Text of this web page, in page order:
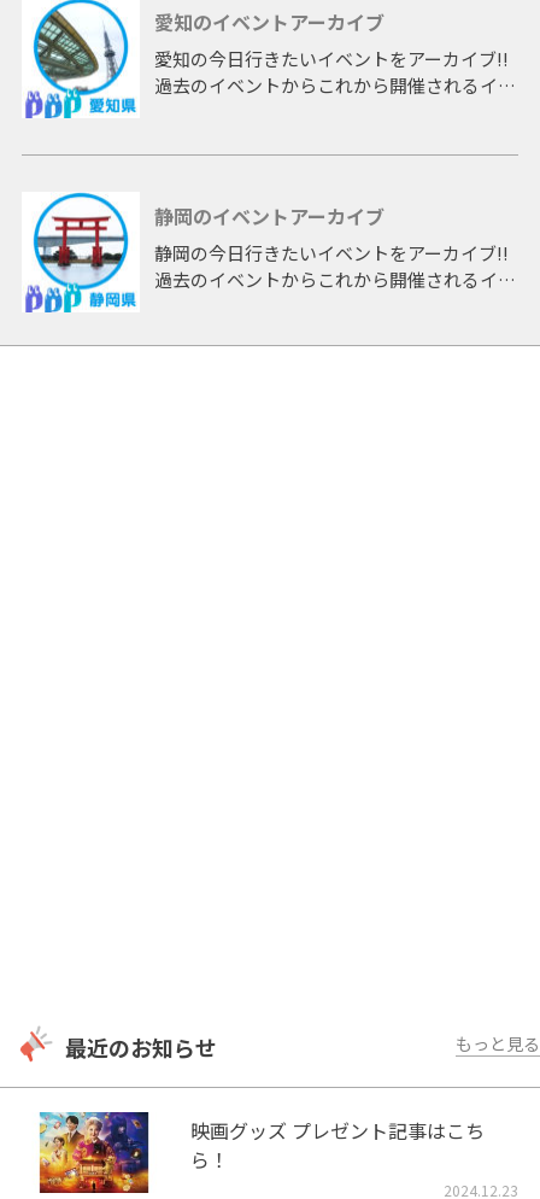
愛知のイベントアーカイブ
愛知の今日行きたいイベントをアーカイブ!!
過去のイベントからこれから開催されるイベ
静岡のイベントアーカイブ
静岡の今日行きたいイベントをアーカイブ!!
過去のイベントからこれから開催されるイベ
最近のお知らせ もっと見る
映画グッズ プレゼント記事はこち
ら！
2024.12.23